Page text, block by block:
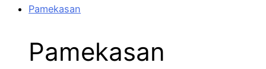
Pamekasan
Pamekasan